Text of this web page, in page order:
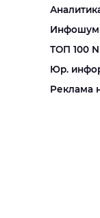
Инфошум
ТОП 100
Юр.
Реклама